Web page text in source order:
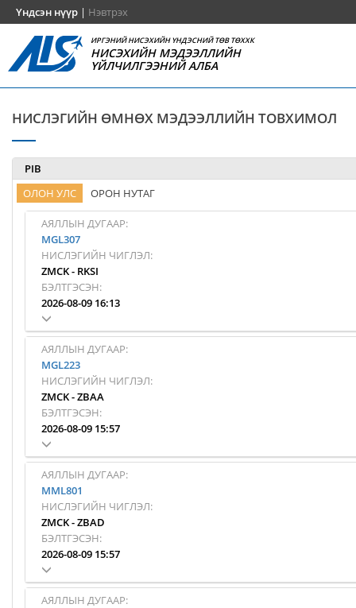
Үндсэн нүүр | Нэвтрэх
ИРГЭНИЙ НИСЭХИЙН ҮНДЭСНИЙ ТӨВ ТӨХХК
НИСЭХИЙН МЭДЭЭЛЛИЙН
ҮЙЛЧИЛГЭЭНИЙ АЛБА
НИСЛЭГИЙН ӨМНӨХ МЭДЭЭЛЛИЙН ТОВХИМОЛ
PIB
ОЛОН УЛС
ОРОН НУТАГ
АЯЛЛЫН ДУГААР:
MGL307
НИСЛЭГИЙН ЧИГЛЭЛ:
ZMCK- RKSI
БЭЛТГЭСЭН:
2026-08-09 16:13
АЯЛЛЫН ДУГААР:
MGL223
НИСЛЭГИЙН ЧИГЛЭЛ:
ZMCK-ZBAA
БЭЛТГЭСЭН:
2026-08-09 15:57
АЯЛЛЫН ДУГААР:
MML801
НИСЛЭГИЙН ЧИГЛЭЛ:
ZMCK-ZBAD
БЭЛТГЭСЭН:
2026-08-09 15:57
АЯЛЛЫН ДУГААР: